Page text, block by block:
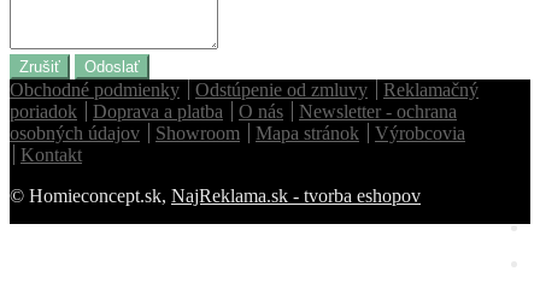
Zrušiť Odoslať
Obchodné podmienky Odstúpenie od zmluvy
Reklamačný
poriadok
Doprava a platba O nás
Newsletter - ochrana
osobných údajov
Showroom Mapa stránok
Výrobcovia
Kontakt
© Homieconcept.sk, NajReklama.sk - tvorba eshopov